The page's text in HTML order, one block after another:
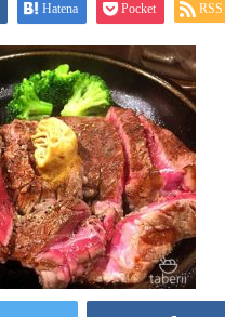
Hatena Pocket RSS